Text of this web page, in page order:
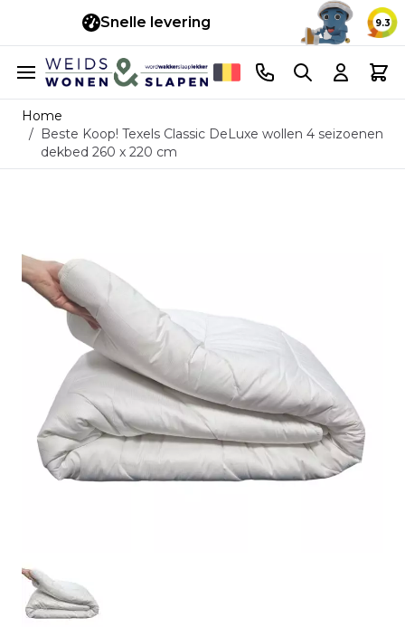
Snelle levering 14
9.3
Ga naar de inhoud
Telefoonnummer
Search Cart
Home
/ Beste Koop! Texels Classic DeLuxe wollen 4 seizoenen
dekbed 260 x 220 cm